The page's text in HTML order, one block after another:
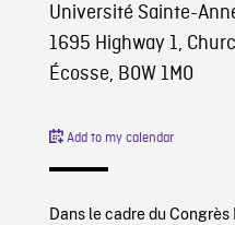
Université Sainte-
1695 Highway 1,
Écosse, B0W 1M0
Add to my calendar
Dans le cadre du